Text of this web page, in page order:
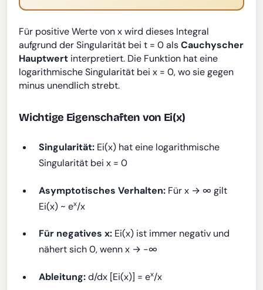
Für positive Werte von x wird dieses Integral
aufgrund der Singularität bei t = 0 alsCauchyscher
Hauptwert interpretiert. Die Funktion hat eine
logarithmische Singularität bei x = 0, wo sie gegen
minus unendlich strebt.
Wichtige Eigenschaften von Ei(x)
Singularität: Ei(x) hat eine logarithmische
Singularität bei x = 0
Asymptotisches Verhalten: Für x → ∞ gilt
Ei(x) ~ ex/x
Für negatives x: Ei(x) ist immer negativ und
nähert sich 0, wenn x → -∞
Ableitung:d/dx [Ei(x)] = ex/x